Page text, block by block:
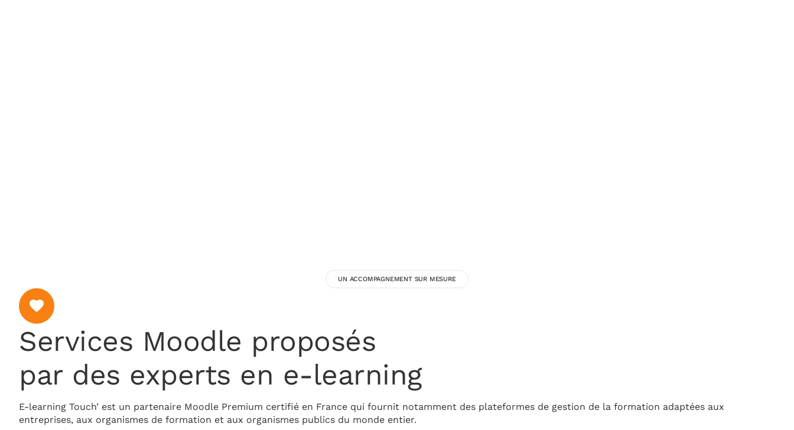
UN ACCOMPAGNEMENT SUR MESURE
Services Moodle proposés
par des experts en e-learning
E-learning Touch’ est un partenaire Moodle Premium certifié en France qui fournit notamment des plateformes de gestion de la formation adaptées aux
entreprises, aux organismes de formation et aux organismes publics du monde entier.